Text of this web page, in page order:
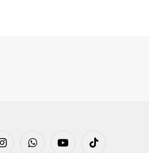
InstagramWhatsAppYouTubeTikTok